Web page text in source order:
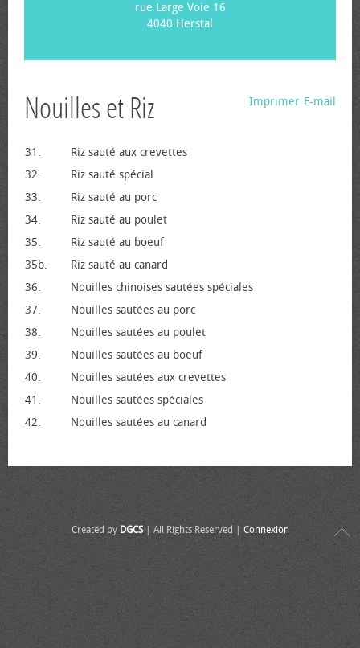
rue Large Voie 16
4040 Herstal
E-mail
Imprimer
Nouilles et Riz
31.
Riz sauté aux crevettes
32.
Riz sauté spécial
33.
Riz sauté au porc
34.
Riz sauté au poulet
35.
Riz sauté au bœuf
35b.
Riz sauté au canard
36.
Nouilles chinoises sautées spéciales
37.
Nouilles sautées au porc
38.
Nouilles sautées au poulet
39.
Nouilles sautées au bœuf
40.
Nouilles sautées aux crevettes
41.
Nouilles sautées spéciales
42.
Nouilles sautées au canard
Created by DGCS | All Rights Reserved | Connexion